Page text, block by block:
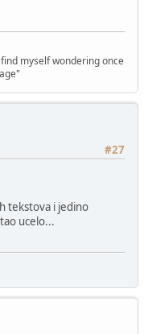
myself wondering once
#27
tekstova i jedino
ucelo...